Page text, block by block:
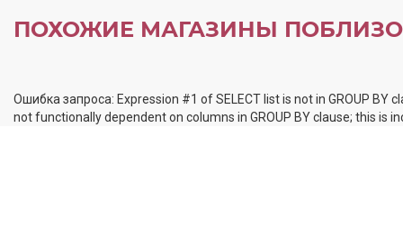
ПОХОЖИЕ МАГАЗИНЫ
Ошибка запроса: Expression #1 of SELECT list is not in GROUP
not functionally dependent on columns in GROUP BY clause; this is